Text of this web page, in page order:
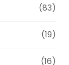
(83)
(19)
(16)